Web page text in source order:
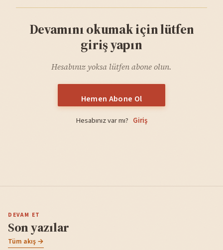
Devamını okumak için lütfen
giriş yapın
Hesabınız yoksa lütfen abone olun.
Hemen Abone Ol
Hesabınız var mı? Giriş
DEVAM ET
Son yazılar
Tüm akış →